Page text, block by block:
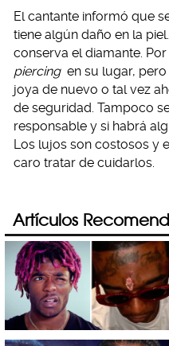
El cantante informó que
tiene algún daño en la
conserva el diamante.
piercing en su lugar,
joya de nuevo o tal vez
de seguridad. Tampoco
responsable y si habrá
Los lujos son costosos y
caro tratar de cuidarlos.
Artículos